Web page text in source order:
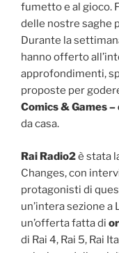
fumetto e al gioco.
delle nostre saghe
Durante la
hanno offerto
approfondimenti,
proposte per
Comics & Games
da casa.
Rai Radio2è stata
Changes, con
protagonisti di
un’intera sezione a
un’offerta fatta di
di Rai 4, Rai 5, Rai